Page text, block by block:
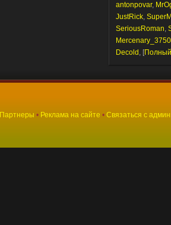
antonpovar,
JustRick,
SeriousRoman,
Mercenary_3750
Decold , [Полный
Партнеры • Реклама на сайте • Связаться с